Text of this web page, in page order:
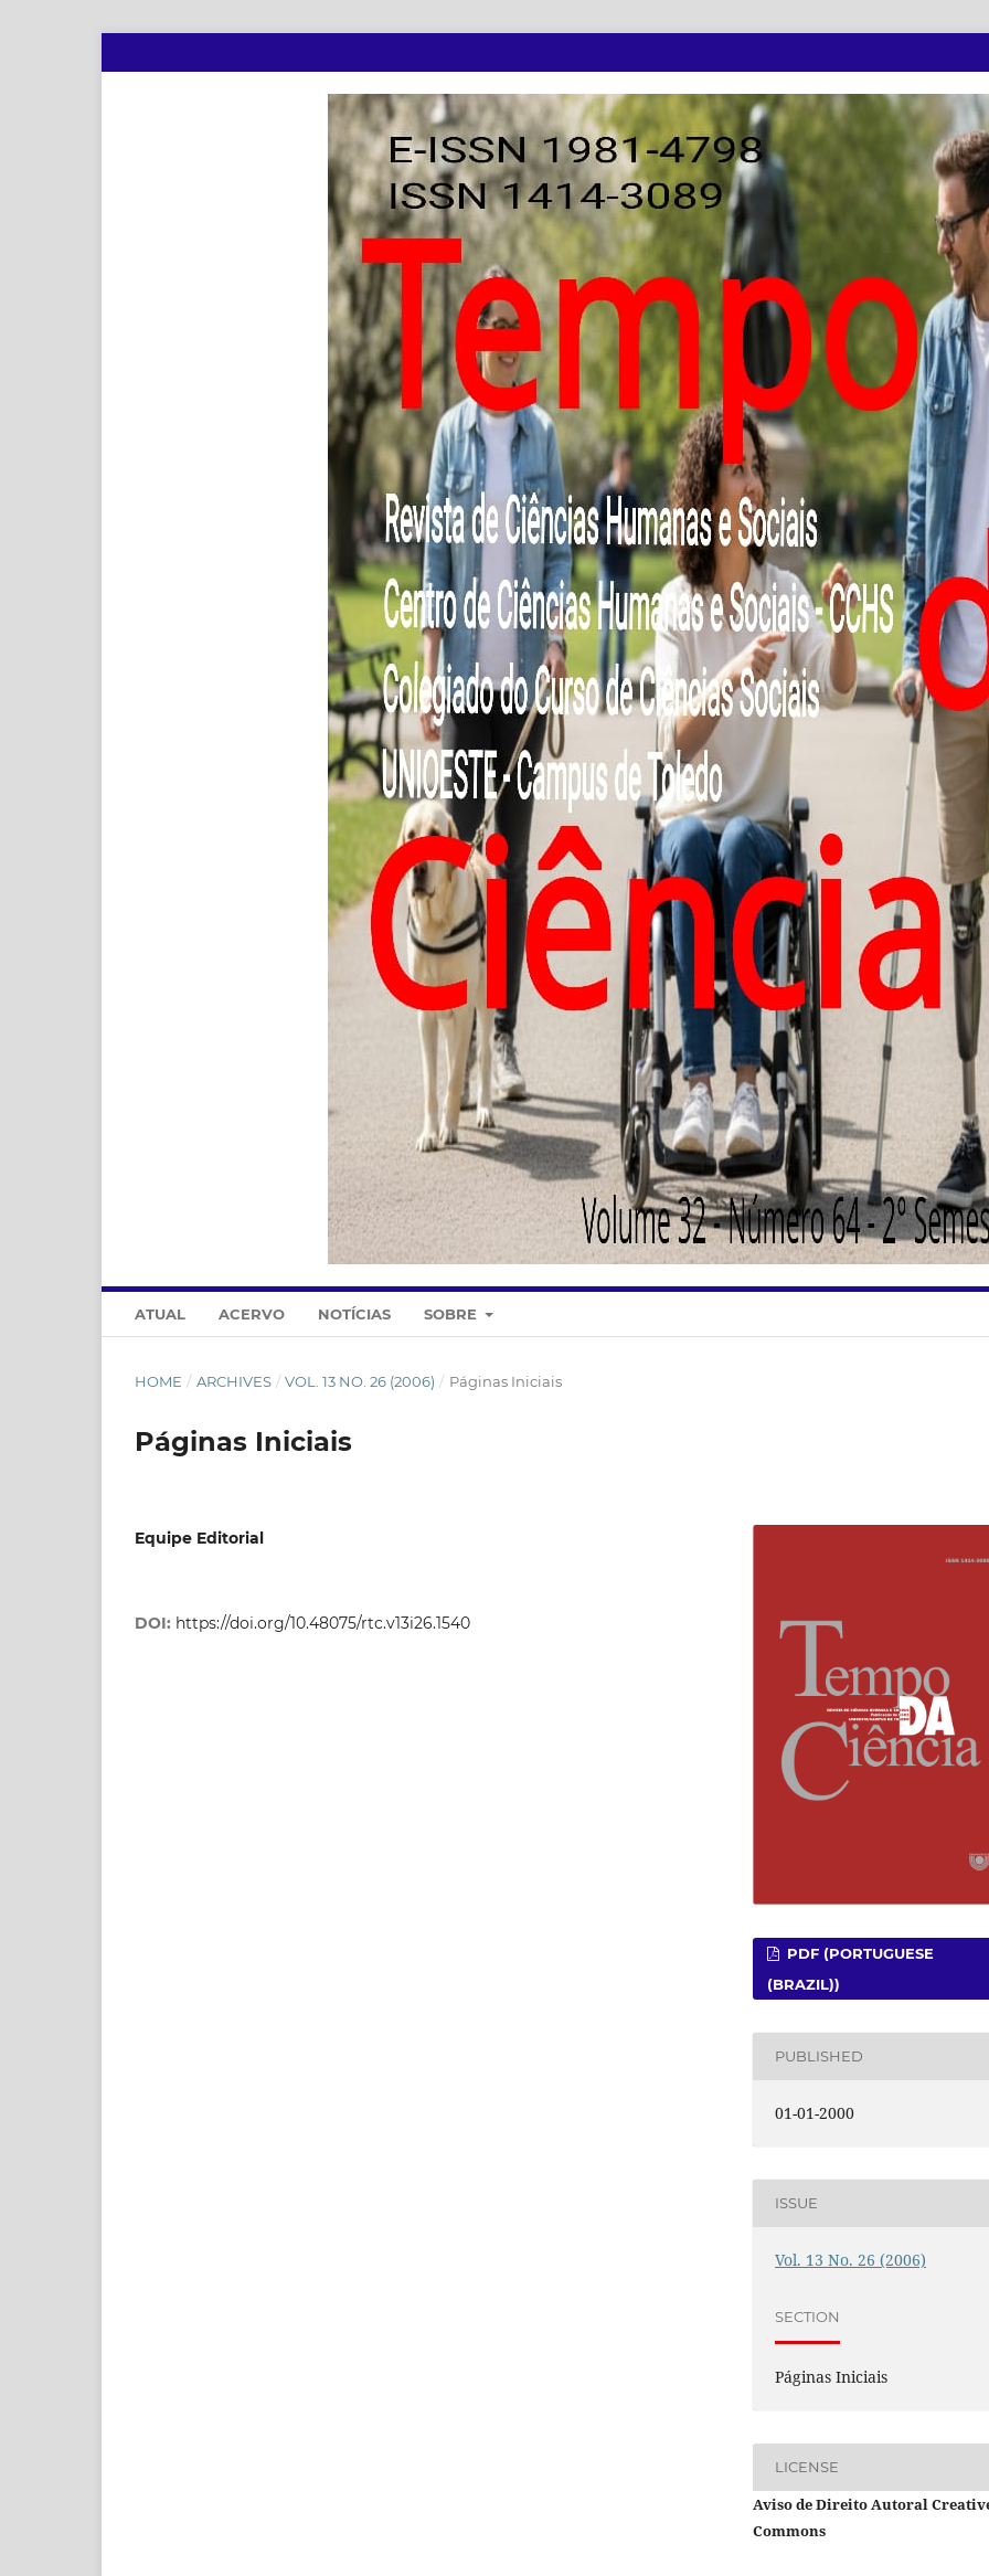
ATUAL ACERVO NOTÍCIAS SOBRE
HOME / ARCHIVES / VOL. 13 NO. 26 (2006) / Páginas Iniciais
Páginas Iniciais
Equipe Editorial
DOI: https://doi.org/10.48075/rtc.v13i26.1540
PDF (PORTUGUESE
(BRAZIL))
PUBLISHED
01-01-2000
ISSUE
Vol. 13 No. 26 (2006)
SECTION
Páginas Iniciais
LICENSE
Aviso de Direito Autoral
Commons